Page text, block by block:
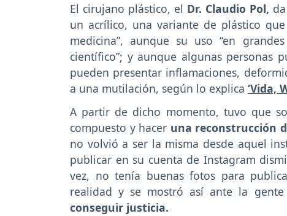
El cirujano plástico, el Dr. Claudio Pol,
un acrílico, una variante de plástico
medicina”, aunque su uso “en
científico”; y aunque algunas personas
pueden presentar inflamaciones,
a una mutilación, según lo explica ‘Vida,
A partir de dicho momento, tuvo que
compuesto y hacer una reconstrucción
no volvió a ser la misma desde aquel
publicar en su cuenta de Instagram
vez, no tenía buenas fotos para
realidad y se mostró así ante la
conseguir justicia.